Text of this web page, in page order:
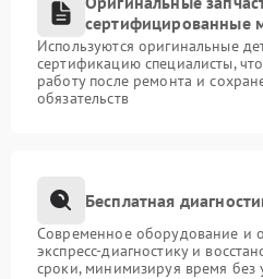
сертифицированные
Используются оригинальные
сертификацию специалисты,
работу после ремонта и
обязательств
Бесплатная
Современное оборудование и
экспресс-диагностику и
сроки, минимизируя время без